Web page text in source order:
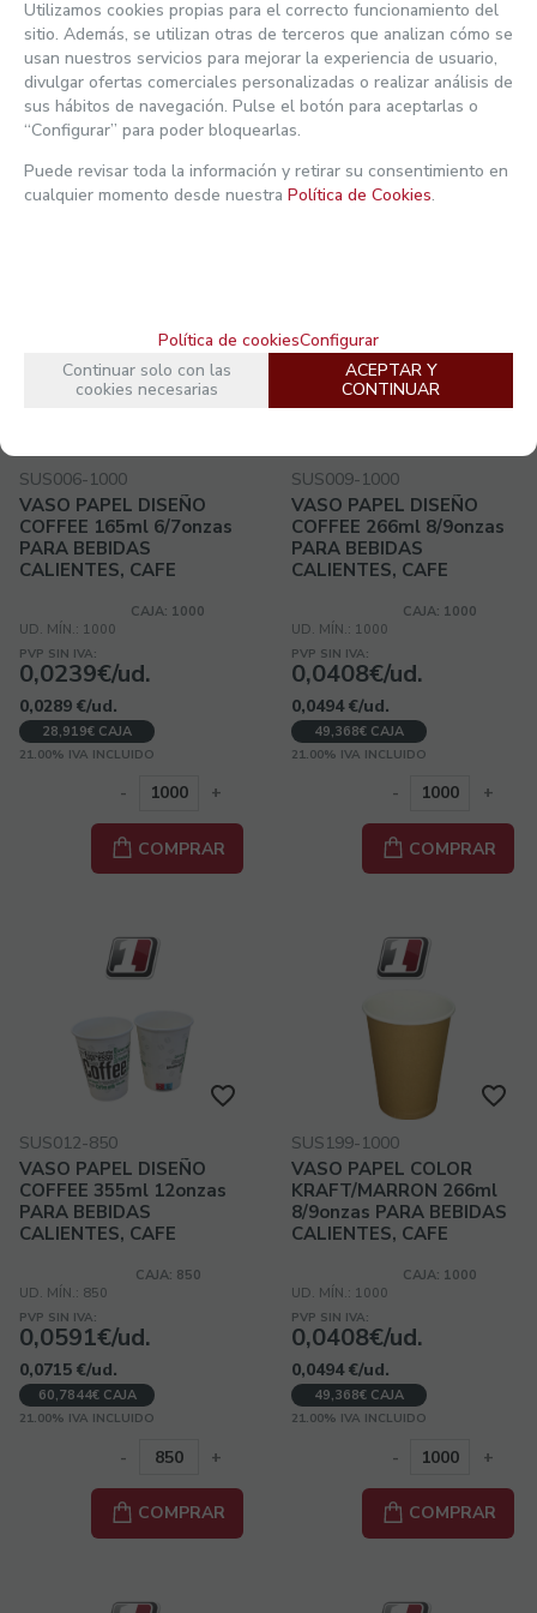
0,0389€/ud.
0,0471 €/ud.
47,069€ CAJA
21.00%IVA INCLUIDO
- +
COMPRAR
0,0564€/ud.
0,0682 €/ud.
68,244€ CAJA
21.00%IVA INCLUIDO
COMPRAR
SUS006-1000
VASO PAPEL DISEÑO
COFFEE 165ml 6/7onzas
PARA BEBIDAS
CALIENTES, CAFE
CAJA: 1000
UD. MÍN.: 1000
PVP SIN IVA:
0,0239€/ud.
0,0289 €/ud.
28,919€ CAJA
21.00% IVA INCLUIDO
- +
COMPRAR
SUS009-1000
VASO PAPEL DISEÑO
COFFEE 266ml 8/9onzas
PARA BEBIDAS
CALIENTES, CAFE
CAJA: 1000
UD. MÍN.: 1000
PVP SIN IVA:
0,0408€/ud.
0,0494 €/ud.
49,368€ CAJA
21.00% IVA INCLUIDO
- +
COMPRAR
SUS012-850
VASO PAPEL DISEÑO
COFFEE 355ml 12onzas
PARA BEBIDAS
CALIENTES, CAFE
CAJA: 850
UD. MÍN.: 850
PVP SIN IVA:
0,0591€/ud.
0,0715 €/ud.
60,7844€ CAJA
21.00% IVA INCLUIDO
- +
COMPRAR
SUS199-1000
VASO PAPEL COLOR
KRAFT/MARRON 266ml
8/9onzas PARA BEBIDAS
CALIENTES, CAFE
CAJA: 1000
UD. MÍN.: 1000
PVP SIN IVA:
0,0408€/ud.
0,0494 €/ud.
49,368€ CAJA
21.00% IVA INCLUIDO
- +
COMPRAR
Ver mi actividad reciente
Utilizamos cookies propias para el correcto funcionamiento del
sitio. Además, se utilizan otras de terceros que analizan cómo se
usan nuestros servicios para mejorar la experiencia de usuario,
divulgar ofertas comerciales personalizadas o realizar análisis de
sus hábitos de navegación. Pulse el botón para aceptarlas o
“Configurar” para poder bloquearlas.
Puede revisar toda la información y retirar su consentimiento en
cualquier momento desde nuestra Política de Cookies.
Política de cookiesConfigurar
Continuar solo con las
cookies necesarias
ACEPTAR Y
CONTINUAR